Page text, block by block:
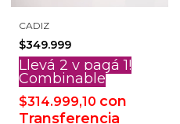
CADIZ
$349.999
Llevá 2 y pagá 1!
Combinable
$314.999,10 con
Transferencia